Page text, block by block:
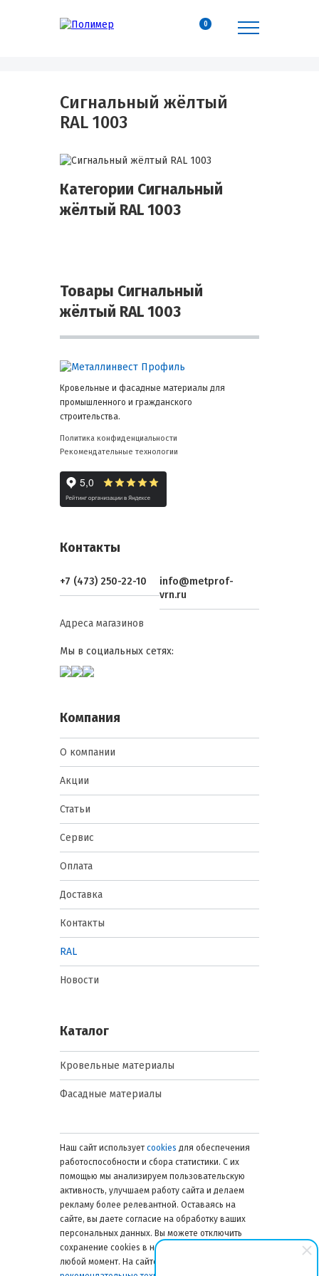
0
Сигнальный жёлтый
RAL 1003
Категории Сигнальный
жёлтый RAL 1003
Товары Сигнальный
жёлтый RAL 1003
Кровельные и фасадные материалы для
промышленного и гражданского
строительства.
Политика конфиденциальности
Рекомендательные технологии
Контакты
+7 (473) 250-22-10
info@metprof-
vrn.ru
Адреса магазинов
Мы в социальных сетях:
Компания
О компании
Акции
Статьи
Сервис
Оплата
Доставка
Контакты
RAL
Новости
Каталог
Кровельные материалы
Фасадные материалы
Наш сайт использует cookies для обеспечения
работоспособности и сбора статистики. С их
помощью мы анализируем пользовательскую
активность, улучшаем работу сайта и делаем
рекламу более релевантной. Оставаясь на
сайте, вы даете согласие на обработку ваших
персональных данных. Вы можете отключить
сохранение cookies в настройках браузера в
любой момент. На сайте также применяются